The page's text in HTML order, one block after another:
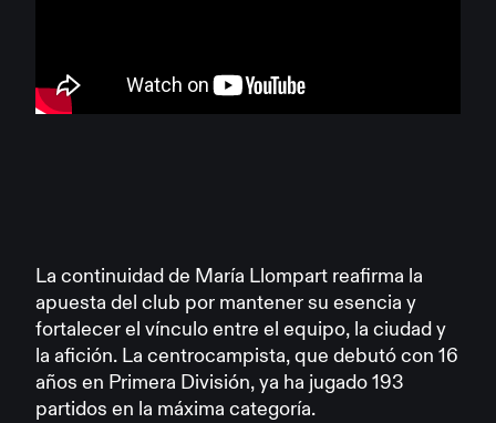
La continuidad de María Llompart reafirma la
apuesta del club por mantener su esencia y
fortalecer el vínculo entre el equipo, la ciudad y
la afición. La centrocampista, que debutó con 16
años en Primera División, ya ha jugado 193
partidos en la máxima categoría.